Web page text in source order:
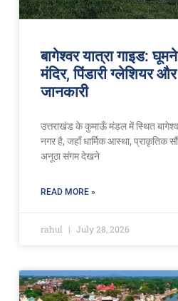
बागेश्वर यात्रा गाइड:
मंदिर, पिंडारी ग्लेशियर
जानकारी
उत्तराखंड के कुमाऊँ मंडल में स्थित
नगर है, जहाँ धार्मिक आस्था, प्राकृतिक
अनूठा संगम देखने
READ MORE »
rahul July 28, 2026